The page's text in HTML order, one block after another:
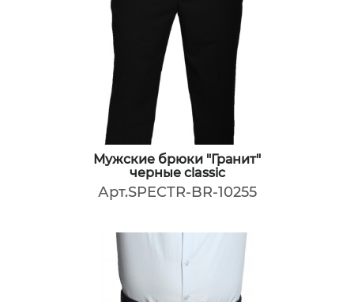
Мужские брюки "Гранит"
черные classic
Арт.SPECTR-BR-10255